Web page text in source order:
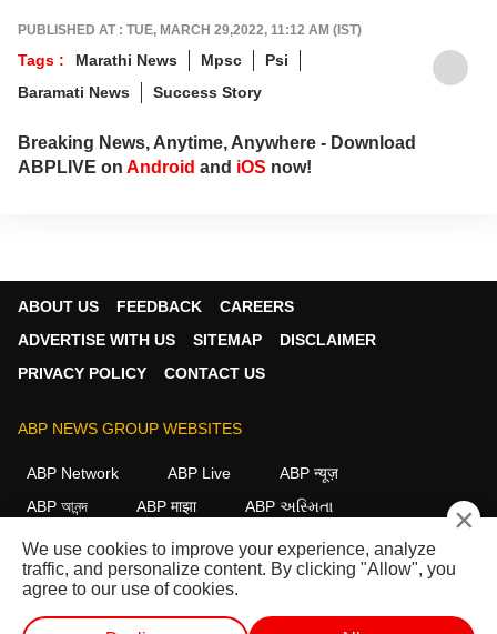
PUBLISHED AT : TUE, MARCH 29,2022, 11:12 AM (IST)
Tags : Marathi News Mpsc
Psi
Baramati News
Success Story
Breaking News, Anytime, Anywhere - Download
ABPLIVE on Android and iOS now!
ABOUT US FEEDBACK
CAREERS
ADVERTISE WITH US
SITEMAP
DISCLAIMER
PRIVACY POLICY
CONTACT US
ABP NEWS GROUP WEBSITES
ABP Network ABP Live
ABP न्यूज़
ABP আনন্দ
ABP माझा
ABP અસ્મિતા
ABP Ganga
ABP ਸਾਂਝਾ ABP நாடு ABP దేశం
FOLLOW US
×
We use cookies to improve your experience, analyze
traffic, and personalize content. By clicking "Allow", you
agree to our use of cookies.